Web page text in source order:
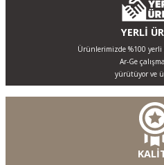
YERLİ
Ürünlerimizde %100
Ar-Ge
yürütüyor ve